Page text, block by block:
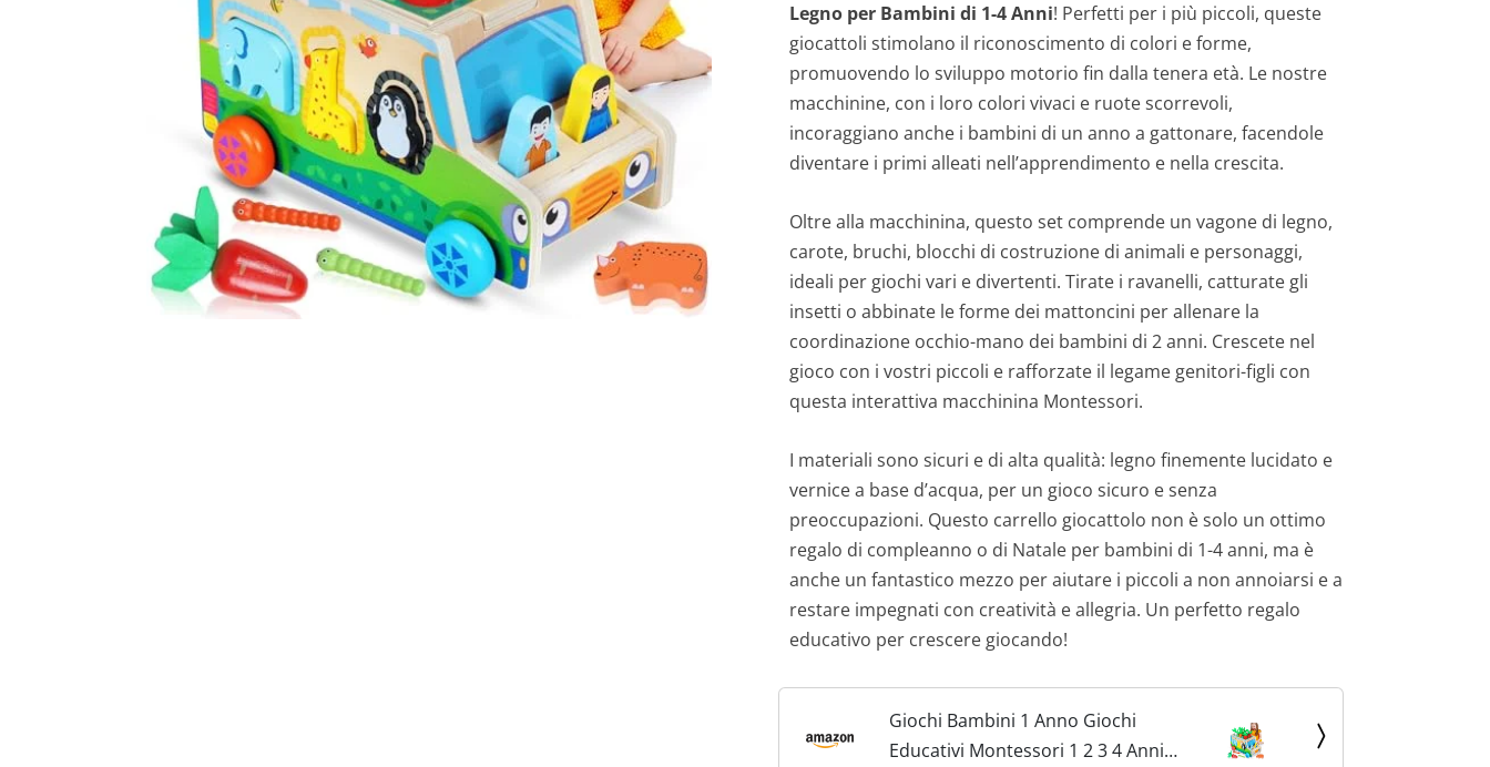
Legno per Bambini di 1-4 Anni! Perfetti per i più piccoli, queste
giocattoli stimolano il riconoscimento di colori e forme,
promuovendo lo sviluppo motorio fin dalla tenera età. Le nostre
macchinine, con i loro colori vivaci e ruote scorrevoli,
incoraggiano anche i bambini di un anno a gattonare, facendole
diventare i primi alleati nell’apprendimento e nella crescita.
Oltre alla macchinina, questo set comprende un vagone di legno,
carote, bruchi, blocchi di costruzione di animali e personaggi,
ideali per giochi vari e divertenti. Tirate i ravanelli, catturate gli
insetti o abbinate le forme dei mattoncini per allenare la
coordinazione occhio-mano dei bambini di 2 anni. Crescete nel
gioco con i vostri piccoli e rafforzate il legame genitori-figli con
questa interattiva macchinina Montessori.
I materiali sono sicuri e di alta qualità: legno finemente lucidato e
vernice a base d’acqua, per un gioco sicuro e senza
preoccupazioni. Questo carrello giocattolo non è solo un ottimo
regalo di compleanno o di Natale per bambini di 1-4 anni, ma è
anche un fantastico mezzo per aiutare i piccoli a non annoiarsi e a
restare impegnati con creatività e allegria. Un perfetto regalo
educativo per crescere giocando!
Giochi Bambini 1 Anno Giochi
Educativi Montessori 1 2 3 4 Anni